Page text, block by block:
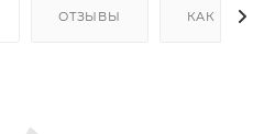
ОТЗЫВЫ КАК